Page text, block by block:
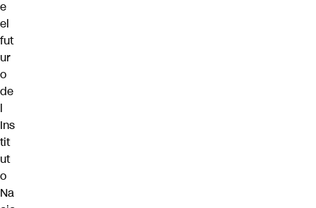
e
el
fut
ur
o
de
l
Ins
tit
ut
o
Na